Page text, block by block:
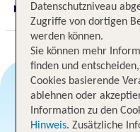
Digitaler und
Datenschutzniveau
Zugriffe von dortigen
werden können.
Sie können mehr
finden und
Cookies basierende
ablehnen oder
Information zu den
Hinweis. Zusätzliche